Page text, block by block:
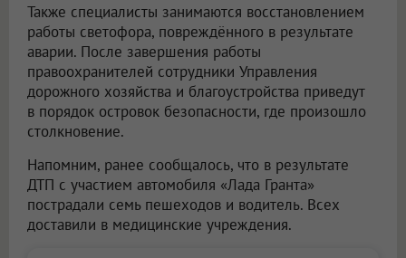
Также специалисты занимаются восстановлением
работы светофора, повреждённого в результате
аварии. После завершения работы
правоохранителей сотрудники Управления
дорожного хозяйства и благоустройства приведут
в порядок островок безопасности, где произошло
столкновение.
Напомним, ранее сообщалось, что в результате
ДТП с участием автомобиля «Лада Гранта»
пострадали семь пешеходов и водитель. Всех
доставили в медицинские учреждения.